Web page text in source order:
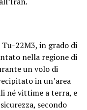
22M3, in grado di
nella regione di
un volo di
in un’area
né vittime a terra, e
secondo